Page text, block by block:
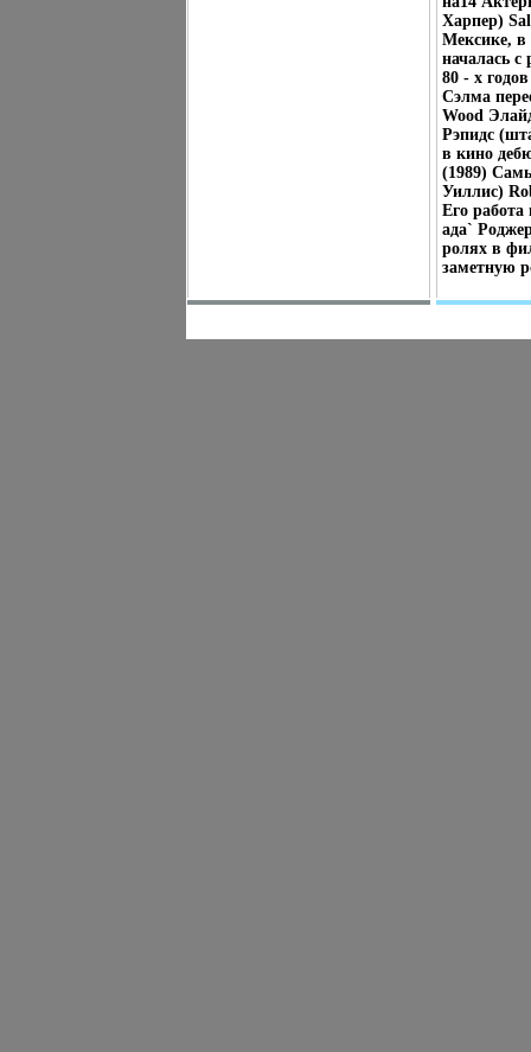
Харпер)
Мексике, в
началась с
80 - х
Сэлма
Wood
Рэпидс
в кино
(1989)
Уиллис)
Его работа
ада`
ролях в
заметную